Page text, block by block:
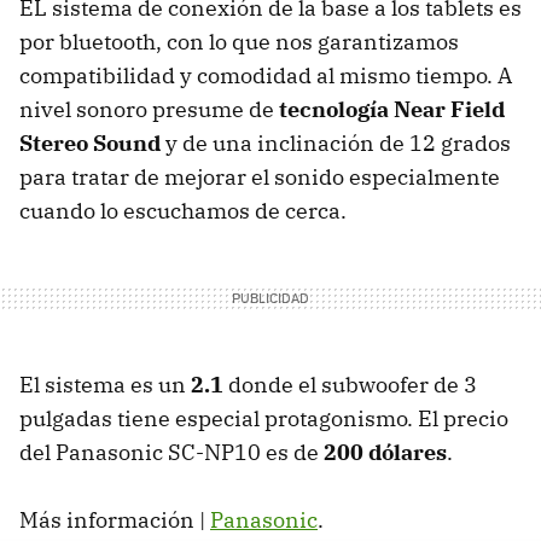
EL sistema de conexión de la base a los tablets es
por bluetooth, con lo que nos garantizamos
compatibilidad y comodidad al mismo tiempo. A
nivel sonoro presume de tecnología Near Field
Stereo Soundy de una inclinación de 12 grados
para tratar de mejorar el sonido especialmente
cuando lo escuchamos de cerca.
El sistema es un 2.1 donde el subwoofer de 3
pulgadas tiene especial protagonismo. El precio
del Panasonic SC-NP10 es de 200 dólares.
Más información | Panasonic.